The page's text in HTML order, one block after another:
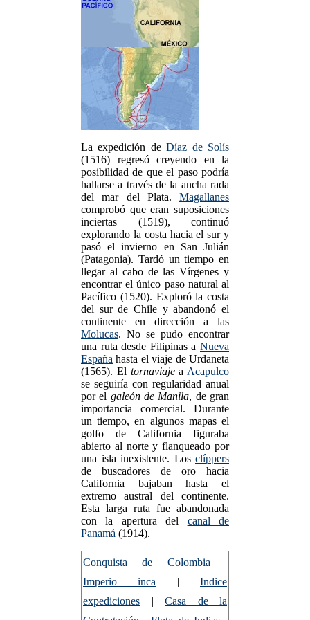
La expedición deDíaz de Solís
(1516) regresó creyendo en la
posibilidad de que el paso podría
hallarse a través de la ancha rada
del mar del Plata. Magallanes
comprobó que eran suposiciones
inciertas (1519), continuó
explorando la costa hacia el sur y
pasó el invierno en San Julián
(Patagonia). Tardó un tiempo en
llegar al cabo de las Vírgenes y
encontrar el único paso natural al
Pacífico (1520). Exploró la costa
del sur de Chile y abandonó el
continente en dirección a las
Molucas. No se pudo encontrar
una ruta desde Filipinas a Nueva
España hasta el viaje de Urdaneta
(1565). El tornaviajea Acapulco
se seguiría con regularidad anual
por el galeón de Manila, de gran
importancia comercial. Durante
un tiempo, en algunos mapas el
golfo de California figuraba
abierto al norte y flanqueado por
una isla inexistente. Los clíppers
de buscadores de oro hacia
California bajaban hasta el
extremo austral del continente.
Esta larga ruta fue abandonada
con la apertura del canal de
Panamá (1914).
Conquista de Colombia |
Imperio inca |Indice
expediciones | Casa de la